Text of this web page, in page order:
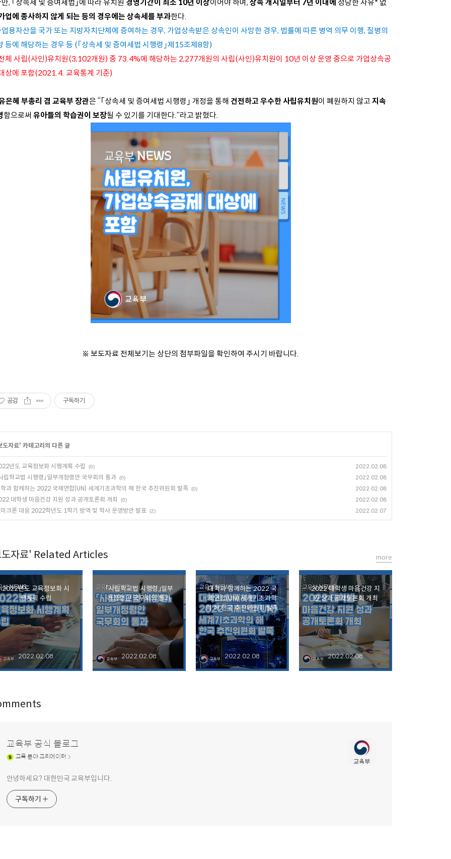
, ｢상속세 및 증여세법｣에 따라 유치원 경영기간이 최소 10년 이상이어야 하며, 상속 개시일부터 7년 이내에 정당한 사유* 없
업에 종사하지 않게 되는 등의 경우에는 상속세를 부과한다.
용자산을 국가 또는 지방자치단체에 증여하는 경우, 가업상속받은 상속인이 사망한 경우, 법률에 따른 병역 의무 이행, 질병의
등에 해당하는 경우 등 (｢상속세 및 증여세법 시행령｣제15조제8항)
체 사립(사인)유치원(3,102개원) 중 73.4%에 해당하는 2,277개원의 사립(사인)유치원이 10년 이상 운영 중으로 가업상속공
상에 포함(2021.4. 교육통계 기준)
은혜 부총리 겸 교육부 장관은 “｢상속세 및 증여세법 시행령｣ 개정을 통해 건전하고 우수한 사립유치원이 폐원하지 않고 지속
함으로써 유아들의 학습권이 보장될 수 있기를 기대한다.”라고 밝혔다.
※ 보도자료 전체보기는 상단의 첨부파일을 확인하여 주시기 바랍니다.
공감 구독하기
도자료' 카테고리의 다른 글
년도 교육정보화 시행계획 수립 (0) 2022.02.08
립학교법 시행령」일부개정령안 국무회의 통과 (0) 2022.02.08
과 함께하는 2022 국제연합(UN) 세계기초과학의 해 한국 추진위원회 발족 (0) 2022.02.08
대학생 마음건강 지원 성과 공개토론회 개최 (0) 2022.02.08
크론 대응 2022학년도 1학기 방역 및 학사 운영방안 발표 (2) 2022.02.07
자료' Related Articles
2022년도 교육정보화 시
행계획 수립
2022.02.08
「사립학교법 시행령」일부
개정령안 국무회의 통과
2022.02.08
대학과 함께하는 2022 국
제연합(UN) 세계기초과학
의 해 한국 추진위원회 발족
2022.02.08
2022 대학생 마음건강 지
원 성과 공개토론회 개최
2022.02.08
more
교육부 공식 블로그
교육분야 크리에이터
안녕하세요? 대한민국 교육부입니다.
구독하기